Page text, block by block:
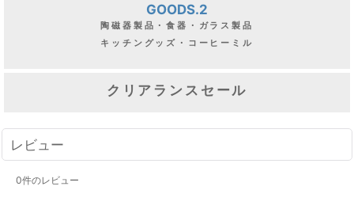
GOODS.2
陶磁器製品・食器・ガラス製品
キッチングッズ・コーヒーミル
クリアランスセール
レビュー
0件のレビュー